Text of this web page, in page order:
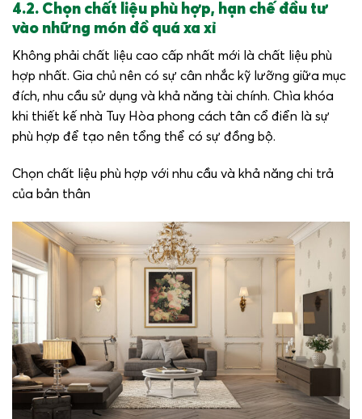
4.2. Chọn chất liệu phù hợp, hạn chế đầu tư
vào những món đồ quá xa xỉ
Không phải chất liệu cao cấp nhất mới là chất liệu phù
hợp nhất. Gia chủ nên có sự cân nhắc kỹ lưỡng giữa mục
đích, nhu cầu sử dụng và khả năng tài chính. Chìa khóa
khi thiết kế nhà Tuy Hòa phong cách tân cổ điển là sự
phù hợp để tạo nên tổng thể có sự đồng bộ.
Chọn chất liệu phù hợp với nhu cầu và khả năng chi trả
của bản thân